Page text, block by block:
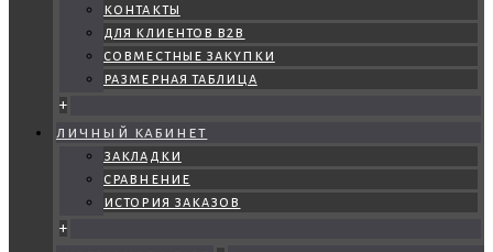
контакты
для клиентов b2b
совместные закупки
размерная таблица
+
личный кабинет
закладки
сравнение
история заказов
+